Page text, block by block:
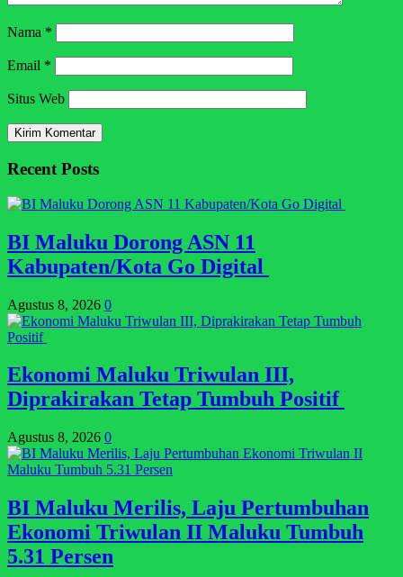
Nama *
Email *
Situs Web
Recent Posts
BI Maluku Dorong ASN 11
Kabupaten/Kota Go Digital
Agustus 8, 2026 0
Ekonomi Maluku Triwulan III,
Diprakirakan Tetap Tumbuh Positif
Agustus 8, 2026 0
BI Maluku Merilis, Laju Pertumbuhan
Ekonomi Triwulan II Maluku Tumbuh
5.31 Persen